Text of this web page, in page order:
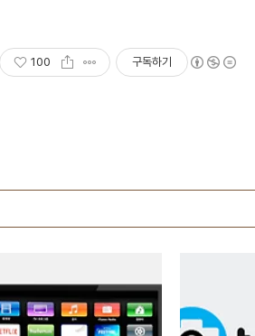
100 구독하기